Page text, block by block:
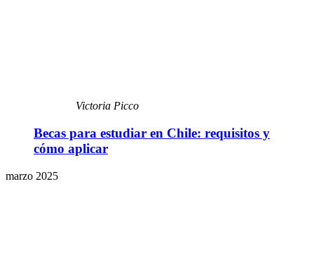
Victoria Picco
Becas para estudiar en Chile: requisitos y
cómo aplicar
marzo 2025